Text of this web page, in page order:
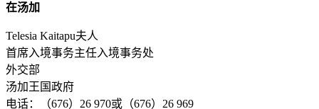
在汤加
Telesia Kaitapu夫人
首席入境事务主任入境事务处
外交部
汤加王国政府
电话：（676）26 970或（676）26 969